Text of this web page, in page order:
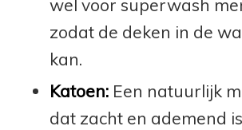
wel voor superwash
zodat de deken in de
kan.
Katoen:Een natuurlijk
dat zacht en ademend